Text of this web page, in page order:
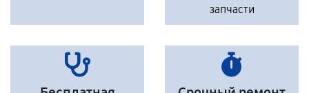
запчасти